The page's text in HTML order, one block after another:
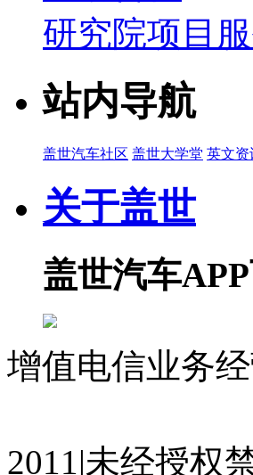
研究院项目
站内导航
盖世汽车社区 盖世大学堂 英文资
关于盖世
盖世汽车
增值电信业务
2011|未经授权